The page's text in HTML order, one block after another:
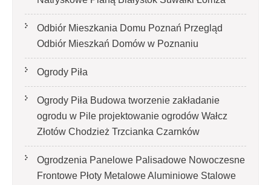
Odbiór Mieszkania Domu Poznań Przegląd
Odbiór Mieszkań Domów w Poznaniu
Ogrody Piła
Ogrody Piła Budowa tworzenie zakładanie
ogrodu w Pile projektowanie ogrodów Wałcz
Złotów Chodzież Trzcianka Czarnków
Ogrodzenia Panelowe Palisadowe Nowoczesne
Frontowe Płoty Metalowe Aluminiowe Stalowe